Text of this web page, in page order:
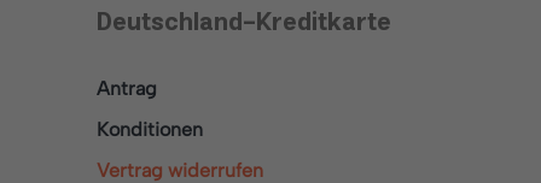
Deutschland-Kreditkarte
Antrag
Konditionen
Vertrag widerrufen